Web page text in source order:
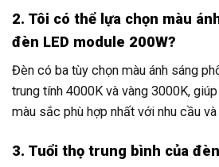
2. Tôi có thể lựa chọn màu
đèn LED module 200W?
Đèn có ba tùy chọn màu ánh sáng
trung tính 4000K và vàng 3000K,
màu sắc phù hợp nhất với nhu cầu
3. Tuổi thọ trung bình của